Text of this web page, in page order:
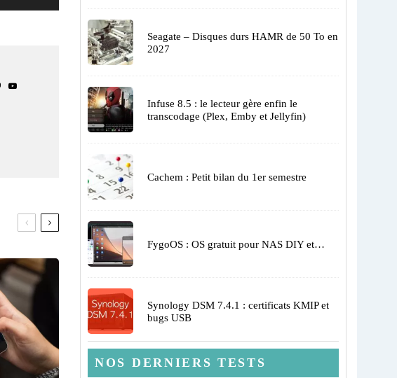
Seagate – Disques durs HAMR de 50 To en
2027
Infuse 8.5 : le lecteur gère enfin le
transcodage (Plex, Emby et Jellyfin)
Cachem : Petit bilan du 1er semestre
FygoOS : OS gratuit pour NAS DIY et…
Synology DSM 7.4.1 : certificats KMIP et
bugs USB
NOS DERNIERS TESTS